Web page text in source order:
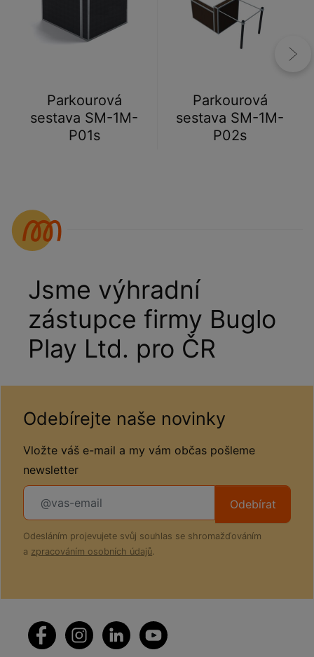
Parkourová
sestava SM-1M-
P01s
Parkourová
sestava SM-1M-
P02s
Jsme výhradní
zástupce firmy Buglo
Play Ltd. pro ČR
Odebírejte naše novinky
Vložte váš e-mail a my vám občas pošleme
newsletter
Odebírat
Odesláním projevujete svůj souhlas se shromažďováním
a zpracováním osobních údajů.